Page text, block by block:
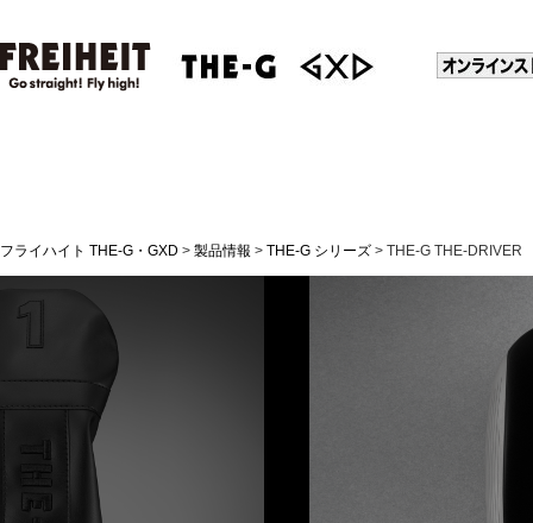
フライハイト THE-G・GXD > 製品情報 > THE-G シリーズ > THE-G THE-DRIVER